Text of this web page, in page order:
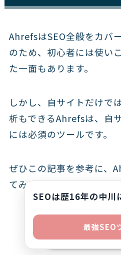
AhrefsはSEO全般をカバ
のため、初心者には使い
た一面もあります。
しかし、自サイトだけで
析もできるAhrefsは、自
には必須のツールです。
ぜひこの記事を参考に、
てみてください。
「SEO専門
SEOは歴16年の中川
最強SEO